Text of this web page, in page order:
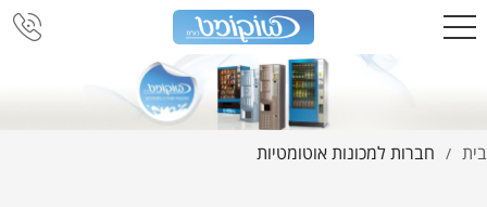
בית / חברות למכונות אוטומטיות